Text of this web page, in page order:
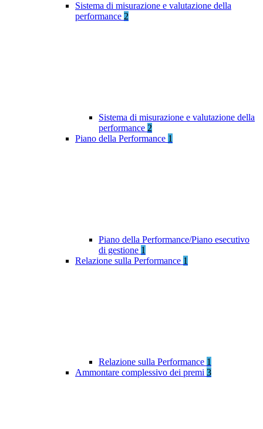
Sistema di misurazione e valutazione della
performance 2
Sistema di misurazione e valutazione della
performance 2
Piano della Performance 1
Piano della Performance/Piano esecutivo
di gestione 1
Relazione sulla Performance 1
Relazione sulla Performance 1
Ammontare complessivo dei premi 3